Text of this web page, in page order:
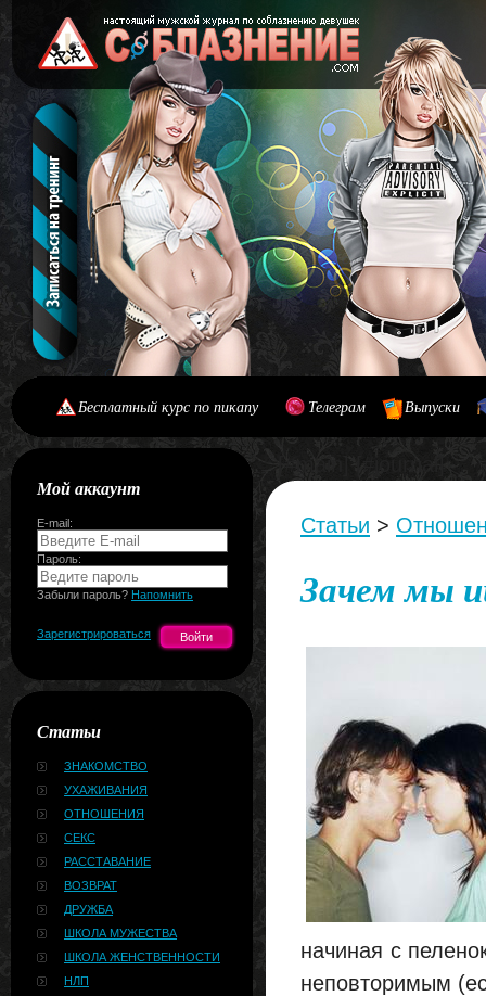
Бесплатный курс по пикапу Телеграм Выпуски
Мой аккаунт
E-mail:
Пароль:
Забыли пароль? Напомнить
Зарегистрироваться
Статьи
ЗНАКОМСТВО
УХАЖИВАНИЯ
ОТНОШЕНИЯ
СЕКС
РАССТАВАНИЕ
ВОЗВРАТ
ДРУЖБА
ШКОЛА МУЖЕСТВА
ШКОЛА ЖЕНСТВЕННОСТИ
НЛП
Статьи >
Зачем мы
начиная с
неповторимым